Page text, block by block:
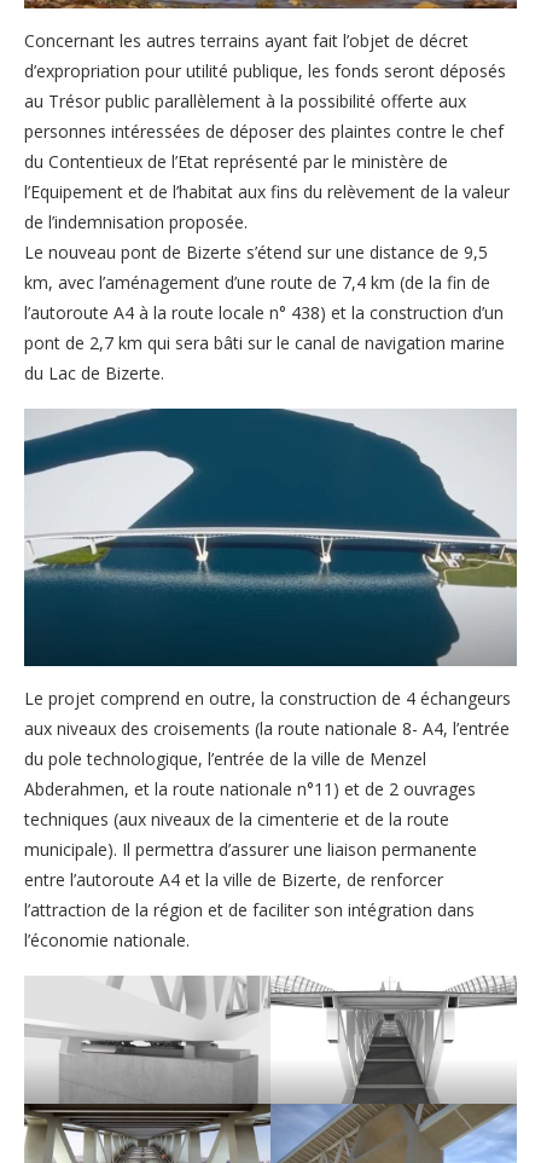
Concernant les autres terrains ayant fait l’objet de décret
d’expropriation pour utilité publique, les fonds seront déposés
au Trésor public parallèlement à la possibilité offerte aux
personnes intéressées de déposer des plaintes contre le chef
du Contentieux de l’Etat représenté par le ministère de
l’Equipement et de l’habitat aux fins du relèvement de la valeur
de l’indemnisation proposée.
Le nouveau pont de Bizerte s’étend sur une distance de 9,5
km, avec l’aménagement d’une route de 7,4 km (de la fin de
l’autoroute A4 à la route locale n° 438) et la construction d’un
pont de 2,7 km qui sera bâti sur le canal de navigation marine
du Lac de Bizerte.
Le projet comprend en outre, la construction de 4 échangeurs
aux niveaux des croisements (la route nationale 8- A4, l’entrée
du pole technologique, l’entrée de la ville de Menzel
Abderahmen, et la route nationale n°11) et de 2 ouvrages
techniques (aux niveaux de la cimenterie et de la route
municipale). Il permettra d’assurer une liaison permanente
entre l’autoroute A4 et la ville de Bizerte, de renforcer
l’attraction de la région et de faciliter son intégration dans
l’économie nationale.